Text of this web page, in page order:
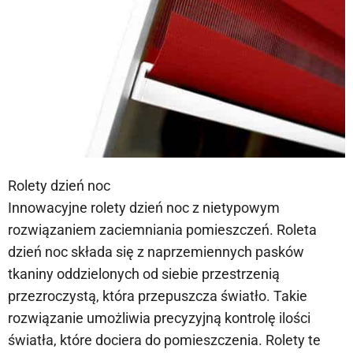
Rolety dzień noc
Innowacyjne rolety dzień noc z nietypowym
rozwiązaniem zaciemniania pomieszczeń. Roleta
dzień noc składa się z naprzemiennych pasków
tkaniny oddzielonych od siebie przestrzenią
przezroczystą, która przepuszcza światło. Takie
rozwiązanie umożliwia precyzyjną kontrolę ilości
światła, które dociera do pomieszczenia. Rolety te